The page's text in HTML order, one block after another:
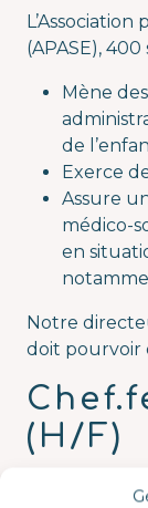
(APASE),
Mène
de
Exerce
Assure
médico-
en
Notre
doit pourvoir
(H/F)
Secteur